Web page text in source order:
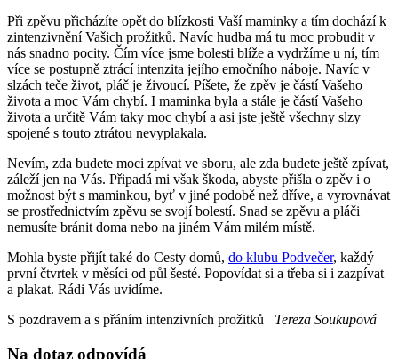
Při zpěvu přicházíte opět do blízkosti Vaší maminky a tím dochází k
zintenzivnění Vašich prožitků. Navíc hudba má tu moc probudit v
nás snadno pocity. Čím více jsme bolesti blíže a vydržíme u ní, tím
více se postupně ztrácí intenzita jejího emočního náboje. Navíc v
slzách teče život, pláč je živoucí. Píšete, že zpěv je částí Vašeho
života a moc Vám chybí. I maminka byla a stále je částí Vašeho
života a určitě Vám taky moc chybí a asi jste ještě všechny slzy
spojené s touto ztrátou nevyplakala.
Nevím, zda budete moci zpívat ve sboru, ale zda budete ještě zpívat,
záleží jen na Vás. Připadá mi však škoda, abyste přišla o zpěv i o
možnost být s maminkou, byť v jiné podobě než dříve, a vyrovnávat
se prostřednictvím zpěvu se svojí bolestí. Snad se zpěvu a pláči
nemusíte bránit doma nebo na jiném Vám milém místě.
Mohla byste přijít také do Cesty domů, do klubu Podvečer, každý
první čtvrtek v měsíci od půl šesté. Popovídat si a třeba si i zazpívat
a plakat. Rádi Vás uvidíme.
S pozdravem a s přáním intenzivních prožitků Tereza Soukupová
Na dotaz odpovídá